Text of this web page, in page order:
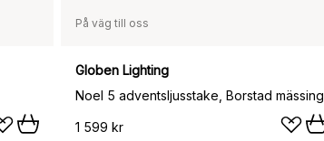
På väg till oss
Globen Lighting
Noel 5 adventsljusstake, Borstad mässing
1 599 kr